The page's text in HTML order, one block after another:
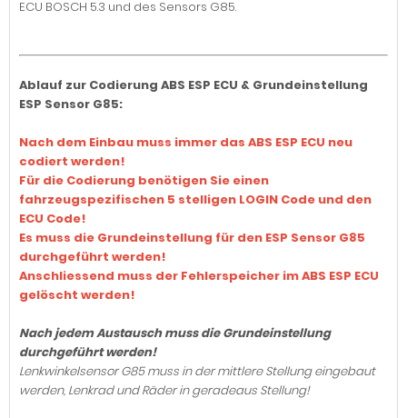
ECU BOSCH 5.3 und des Sensors G85.
Ablauf zur Codierung ABS ESP ECU & Grundeinstellung
ESP Sensor G85:
Nach dem Einbau muss immer das ABS ESP ECU neu
codiert werden!
Für die Codierung benötigen Sie einen
fahrzeugspezifischen 5 stelligen LOGIN Code und den
ECU Code!
Es muss die Grundeinstellung für den ESP Sensor G85
durchgeführt werden!
Anschliessend muss der Fehlerspeicher im ABS ESP ECU
gelöscht werden!
Nach jedem Austausch muss die Grundeinstellung
durchgeführt werden!
Lenkwinkelsensor G85 muss in der mittlere Stellung eingebaut
werden, Lenkrad und Räder in geradeaus Stellung!